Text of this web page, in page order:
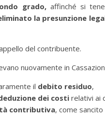
grado, affinché si
la presunzione
del contribuente.
nuovamente in
il debito residuo,
dei costirelativi ai
contributiva, come sancito